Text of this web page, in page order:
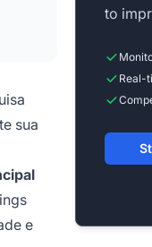
sua
e
to
Real-